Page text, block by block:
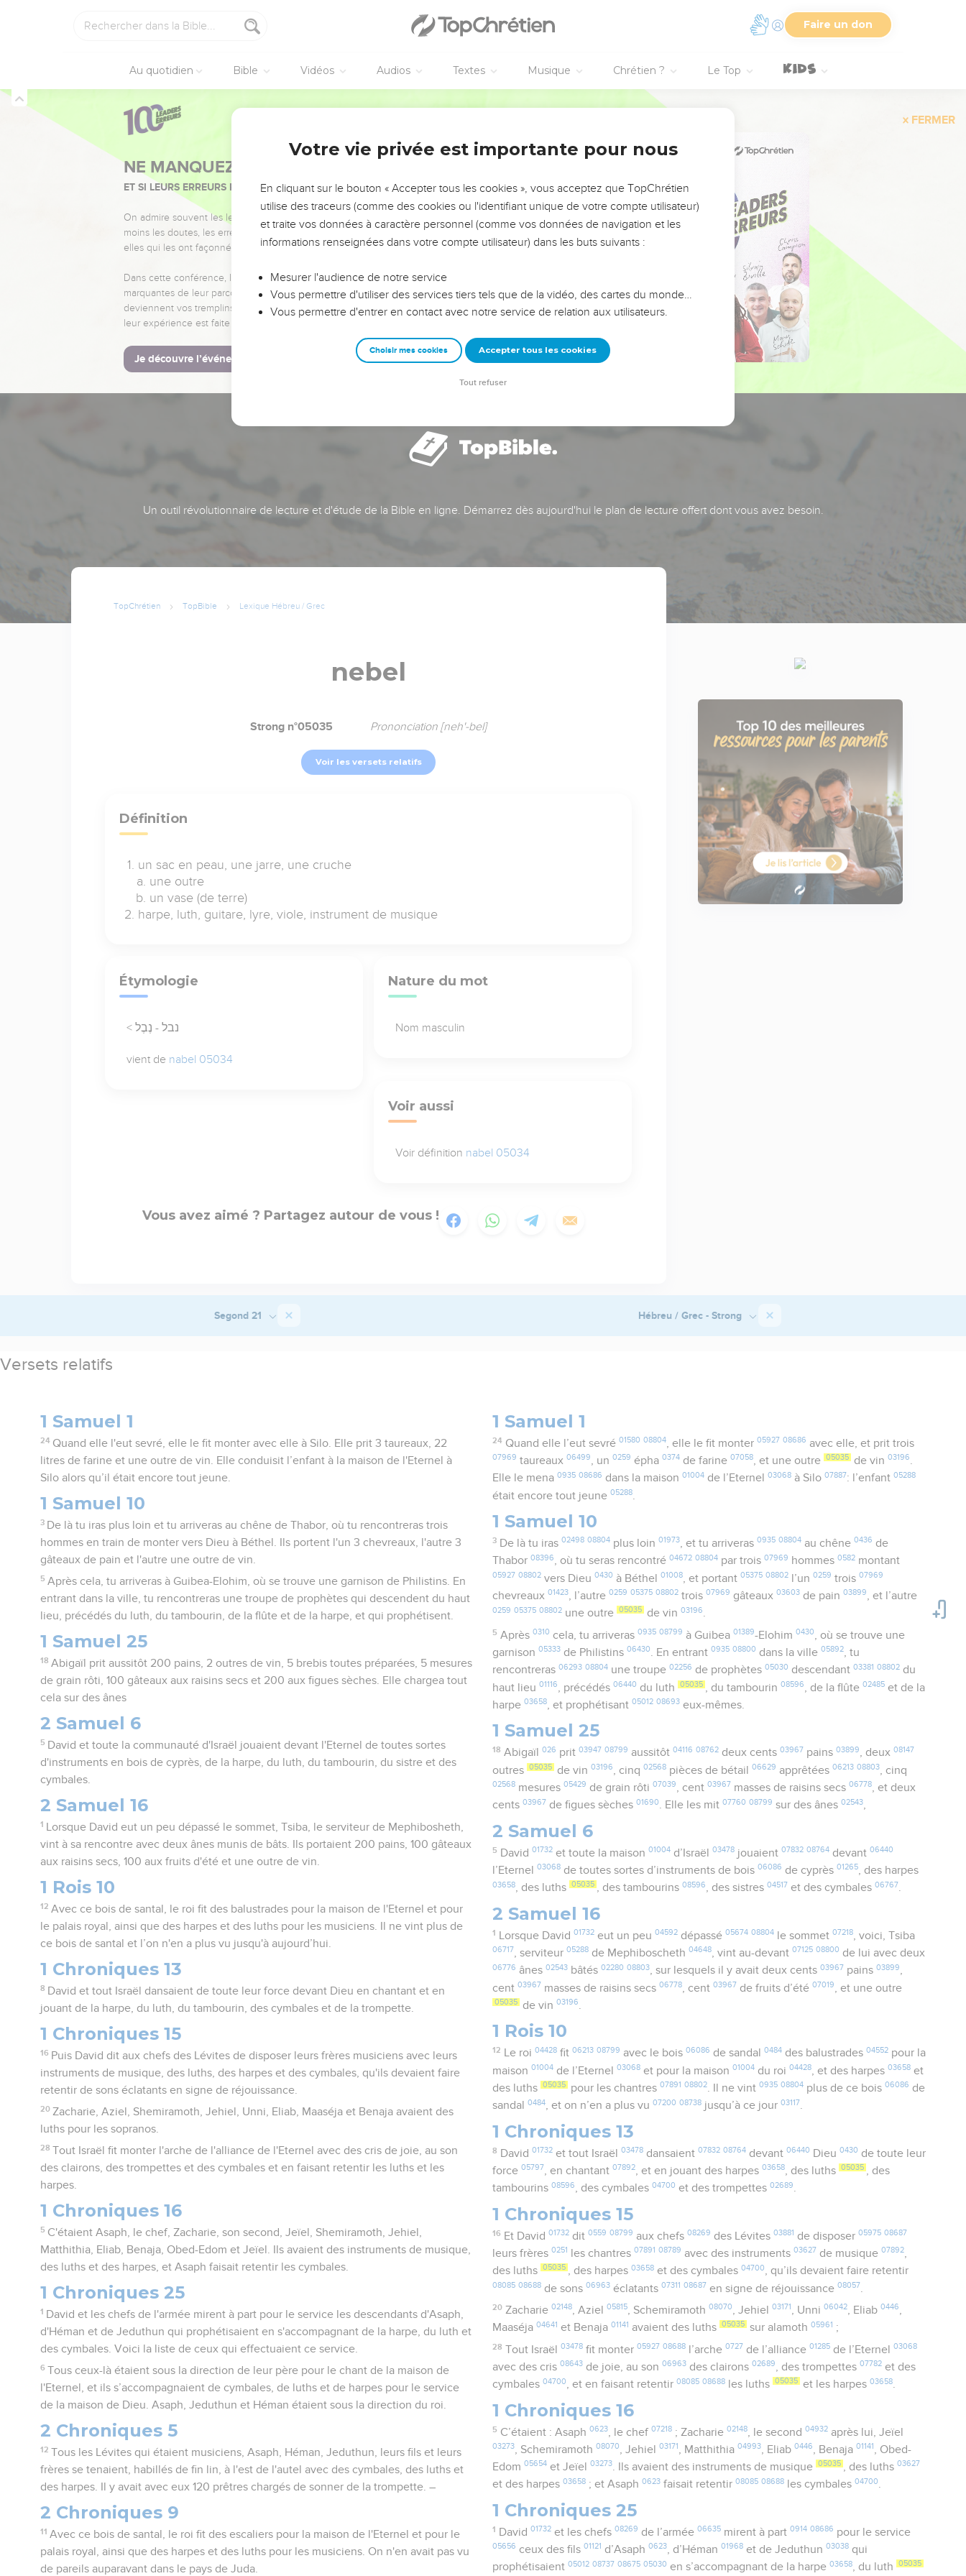
Faire un don
Au quotidien Bible Vidéos Audios Textes Musique Chrétien ? Le Top
FERMER
NE MANQUEZ PAS L’ÉVÉNEMENT DE L’ANNÉE !
ET SI LEURS ERREURS POUVAIENT VOUS ÉVITER LES VOTRES ?
On admire souvent les leaders pour leurs réussites, leur impact, leur foi ou leur vision. Mais on voit
moins les doutes, les erreurs et les saisons difficiles qu'ils ont traversés, alors même que ce sont
elles qui les ont façonnés.
Dans cette conférence, leaders, entrepreneurs, et responsables reviennent sur les erreurs
marquantes de leur parcours et les clés pour avancer avec plus de sagesse afin que leurs erreurs
deviennent vos tremplins. Que vous guidiez un ministère, une équipe, un groupe ou une famille,
leur expérience est faite pour vous.
Je découvre l’événement
Un outil révolutionnaire de lecture et d'étude de la Bible en ligne. Démarrez dès aujourd'hui le plan de lecture offert dont vous avez besoin.
TopChrétien TopBible Lexique Hébreu / Grec
nebel
Strong n°05035 Prononciation [neh'-bel]
Voir les versets relatifs
Définition
un sac en peau, une jarre, une cruche
une outre
un vase (de terre)
harpe, luth, guitare, lyre, viole, instrument de musique
Étymologie
< נבל - נֶבֶל
vient de nabel 05034
Nature du mot
Nom masculin
Voir aussi
Voir définition nabel 05034
Vous avez aimé ? Partagez autour de vous !
Segond 21 Hébreu / Grec - Strong
Versets relatifs
1 Samuel 1
24 Quand elle l'eut sevré, elle le fit monter avec elle à Silo. Elle prit 3 taureaux, 22
litres de farine et une outre de vin. Elle conduisit l’enfant à la maison de l'Eternel à
Silo alors qu’il était encore tout jeune.
1 Samuel 10
3 De là tu iras plus loin et tu arriveras au chêne de Thabor, où tu rencontreras trois
hommes en train de monter vers Dieu à Béthel. Ils portent l'un 3 chevreaux, l'autre 3
gâteaux de pain et l'autre une outre de vin.
5 Après cela, tu arriveras à Guibea-Elohim, où se trouve une garnison de Philistins. En
entrant dans la ville, tu rencontreras une troupe de prophètes qui descendent du haut
lieu, précédés du luth, du tambourin, de la flûte et de la harpe, et qui prophétisent.
1 Samuel 25
18 Abigaïl prit aussitôt 200 pains, 2 outres de vin, 5 brebis toutes préparées, 5 mesures
de grain rôti, 100 gâteaux aux raisins secs et 200 aux figues sèches. Elle chargea tout
cela sur des ânes
2 Samuel 6
5 David et toute la communauté d'Israël jouaient devant l'Eternel de toutes sortes
d'instruments en bois de cyprès, de la harpe, du luth, du tambourin, du sistre et des
cymbales.
2 Samuel 16
1
Lorsque David eut un peu dépassé le sommet, Tsiba, le serviteur de Mephibosheth,
vint à sa rencontre avec deux ânes munis de bâts. Ils portaient 200 pains, 100 gâteaux
aux raisins secs, 100 aux fruits d'été et une outre de vin.
1 Rois 10
12 Avec ce bois de santal, le roi fit des balustrades pour la maison de l'Eternel et pour
le palais royal, ainsi que des harpes et des luths pour les musiciens. Il ne vint plus de
ce bois de santal et l’on n'en a plus vu jusqu'à aujourd’hui.
1 Chroniques 13
8 David et tout Israël dansaient de toute leur force devant Dieu en chantant et en
jouant de la harpe, du luth, du tambourin, des cymbales et de la trompette.
1 Chroniques 15
16 Puis David dit aux chefs des Lévites de disposer leurs frères musiciens avec leurs
instruments de musique, des luths, des harpes et des cymbales, qu'ils devaient faire
retentir de sons éclatants en signe de réjouissance.
20 Zacharie, Aziel, Shemiramoth, Jehiel, Unni, Eliab, Maaséja et Benaja avaient des
luths pour les sopranos.
28 Tout Israël fit monter l'arche de l'alliance de l'Eternel avec des cris de joie, au son
des clairons, des trompettes et des cymbales et en faisant retentir les luths et les
harpes.
1 Chroniques 16
5 C'étaient Asaph, le chef, Zacharie, son second, Jeïel, Shemiramoth, Jehiel,
Matthithia, Eliab, Benaja, Obed-Edom et Jeïel. Ils avaient des instruments de musique,
des luths et des harpes, et Asaph faisait retentir les cymbales.
1 Chroniques 25
1 David et les chefs de l'armée mirent à part pour le service les descendants d'Asaph,
d'Héman et de Jeduthun qui prophétisaient en s'accompagnant de la harpe, du luth et
des cymbales. Voici la liste de ceux qui effectuaient ce service.
6 Tous ceux-là étaient sous la direction de leur père pour le chant de la maison de
l'Eternel, et ils s’accompagnaient de cymbales, de luths et de harpes pour le service
de la maison de Dieu. Asaph, Jeduthun et Héman étaient sous la direction du roi.
2 Chroniques 5
12 Tous les Lévites qui étaient musiciens, Asaph, Héman, Jeduthun, leurs fils et leurs
frères se tenaient, habillés de fin lin, à l'est de l'autel avec des cymbales, des luths et
des harpes. Il y avait avec eux 120 prêtres chargés de sonner de la trompette. –
2 Chroniques 9
11 Avec ce bois de santal, le roi fit des escaliers pour la maison de l'Eternel et pour le
palais royal, ainsi que des harpes et des luths pour les musiciens. On n'en avait pas vu
de pareils auparavant dans le pays de Juda.
1 Samuel 1
24 Quand elle l’eut sevré 01580 08804, elle le fit monter 05927 08686 avec elle, et prit trois
07969 taureaux06499, un0259 épha0374 de farine07058, et une outre 05035 de vin03196.
Elle le mena0935 08686 dans la maison01004 de l’Eternel03068 à Silo07887: l’enfant05288
était encore tout jeune05288
1 Samuel 10
3 De là tu iras 02498 08804plus loin 01973, et tu arriveras 0935 08804au chêne 0436 de
Thabor08396, où tu seras rencontré04672 08804 par trois07969 hommes0582 montant
05927 08802 vers Dieu0430 à Béthel01008 , et portant05375 08802 l’un0259 trois07969
chevreaux01423, l’autre0259 05375 08802 trois07969 gâteaux03603 de pain03899, et l’autre
0259 05375 08802 une outre 05035 de vin03196.
5 Après 0310 cela, tu arriveras 0935 08799 à Guibea 01389-Elohim 0430
, où se trouve une
garnison05333 de Philistins06430. En entrant0935 08800 dans la ville05892, tu
rencontreras06293 08804 une troupe02256 de prophètes05030 descendant03381 08802 du
haut lieu01116 , précédés06440 du luth 05035 , du tambourin08596 , de la flûte02485 et de la
harpe03658, et prophétisant05012 08693 eux-mêmes.
1 Samuel 25
18 Abigaïl 026 prit 03947 08799 aussitôt 04116 08762deux cents 03967 pains 03899, deux 08147
outres 05035 de vin03196 , cinq02568 pièces de bétail06629 apprêtées06213 08803 , cinq
02568 mesures05429 de grain rôti07039, cent03967 masses de raisins secs06778, et deux
cents03967 de figues sèches01690. Elle les mit07760 08799 sur des ânes02543,
2 Samuel 6
5 David 01732et toute la maison 01004d’Israël 03478jouaient 07832 08764devant 06440
l’Eternel03068 de toutes sortes d’instruments de bois06086 de cyprès01265, des harpes
03658, des luths 05035 , des tambourins08596, des sistres04517 et des cymbales06767.
2 Samuel 16
1 Lorsque David 01732eut un peu 04592dépassé 05674 08804le sommet 07218, voici, Tsiba
06717, serviteur05288 de Mephiboscheth04648, vint au-devant07125 08800 de lui avec deux
06776 ânes02543 bâtés02280 08803, sur lesquels il y avait deux cents03967 pains03899,
cent03967 masses de raisins secs06778 , cent03967 de fruits d’été07019 , et une outre
05035 de vin03196.
1 Rois 10
12 Le roi 04428fit 06213 08799 avec le bois 06086 de sandal 0484des balustrades 04552pour la
maison01004 de l’Eternel03068 et pour la maison01004 du roi04428 , et des harpes03658 et
des luths 05035 pour les chantres07891 08802. Il ne vint0935 08804 plus de ce bois06086 de
sandal0484, et on n’en a plus vu07200 08738 jusqu’à ce jour03117.
1 Chroniques 13
8 David 01732et tout Israël 03478dansaient 07832 08764devant 06440 Dieu 0430 de toute leur
force05797, en chantant07892, et en jouant des harpes03658, des luths 05035 , des
tambourins08596, des cymbales04700 et des trompettes02689.
1 Chroniques 15
16 Et David 01732dit 0559 08799 aux chefs 08269 des Lévites 03881 de disposer 05975 08687
leurs frères0251 les chantres07891 08789 avec des instruments03627 de musique07892,
des luths 05035 , des harpes03658 et des cymbales04700, qu’ils devaient faire retentir
08085 08688 de sons06963 éclatants07311 08687 en signe de réjouissance08057
20 Zacharie 02148, Aziel 05815, Schemiramoth 08070 , Jehiel 03171 , Unni 06042, Eliab 0446
Maaséja04641 et Benaja01141 avaient des luths 05035 sur alamoth05961 ;
28 Tout Israël 03478fit monter 05927 08688l’arche 0727 de l’alliance 01285de l’Eternel 03068
avec des cris08643 de joie, au son06963 des clairons02689 , des trompettes07782 et des
cymbales04700, et en faisant retentir08085 08688 les luths 05035 et les harpes03658.
1 Chroniques 16
5 C’étaient : Asaph 0623, le chef 07218; Zacharie 02148, le second 04932après lui, Jeïel
03273 , Schemiramoth08070 , Jehiel03171 , Matthithia04993 , Eliab0446 , Benaja01141
, Obed-
Edom05654 et Jeïel03273. Ils avaient des instruments de musique 05035 , des luths03627
et des harpes03658 ; et Asaph0623 faisait retentir08085 08688 les cymbales04700.
1 Chroniques 25
1 David 01732et les chefs 08269 de l’armée 06635mirent à part 0914 08686 pour le service
05656 ceux des fils01121 d’Asaph0623, d’Héman01968 et de Jeduthun03038 qui
prophétisaient05012 08737 08675 05030 en s’accompagnant de la harpe03658, du luth 05035
Votre vie privée est importante pour nous
En cliquant sur le bouton « Accepter tous les cookies », vous acceptez que TopChrétien
utilise des traceurs (comme des cookies ou l'identifiant unique de votre compte utilisateur)
et traite vos données à caractère personnel (comme vos données de navigation et les
informations renseignées dans votre compte utilisateur) dans les buts suivants :
Mesurer l'audience de notre service
Vous permettre d'utiliser des services tiers tels que de la vidéo, des cartes du monde…
Vous permettre d'entrer en contact avec notre service de relation aux utilisateurs.
Choisir mes cookies Accepter tous les cookies
Tout refuser